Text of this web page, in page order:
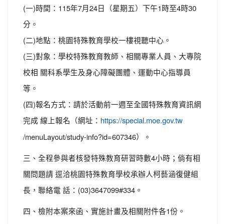
(一)時間：115年7月24日（星期五）下午1時至4時30
分。
(二)地點：桃園特殊教育學校一樓視聽中心。
(三)對象：學校特殊教育教師、相關專業人員、大專院
校相 關科系學生及身心障礙團體、運動中心指導員
等。
(四)報名方式：請於活動前一週至全國特殊教育資訊網
完成 線上報名（網址： https://special.moe.gov.tw
/menuLayout/study-info?id=607346）。
三、全程參與者核發特殊教育研習時數4小時；倘有相
關問題請 逕洽桃園特殊教育學校承辦人柯藝涵復健組
長，聯絡電 話：(03)3647099#334。
四、檢附本案來函、實施計畫及相關附件各1份。